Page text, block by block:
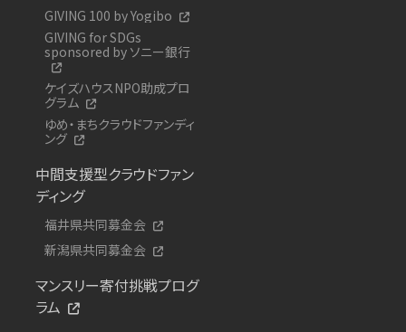
GIVING 100 by Yogibo
GIVING for SDGs
sponsored by ソニー銀行
ケイズハウスNPO助成プロ
グラム
ゆめ・まちクラウドファンディ
ング
中間支援型クラウドファン
ディング
福井県共同募金会
新潟県共同募金会
マンスリー寄付挑戦プログ
ラム